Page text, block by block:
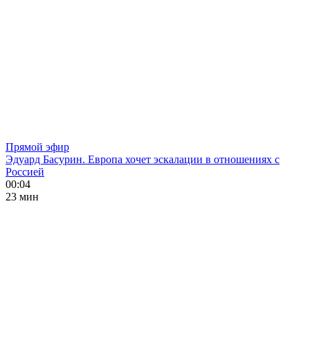
Прямой эфир
Эдуард Басурин. Европа хочет эскалации в отношениях с
Россией
00:04
23 мин